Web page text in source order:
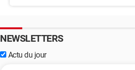
NEWSLETTERS
Actu du jour